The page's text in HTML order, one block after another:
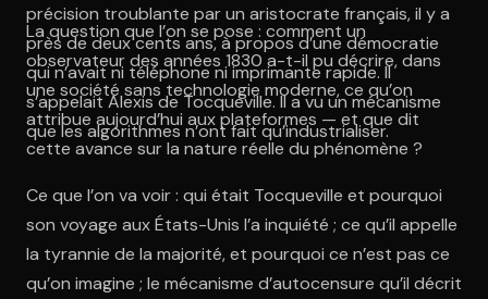
précision troublante par un aristocrate français, il y a
près de deux cents ans, à propos d’une démocratie
qui n’avait ni téléphone ni imprimante rapide. Il
s’appelait Alexis de Tocqueville. Il a vu un mécanisme
que les algorithmes n’ont fait qu’industrialiser.
La question que l’on se pose : comment un
observateur des années 1830 a-t-il pu décrire, dans
une société sans technologie moderne, ce qu’on
attribue aujourd’hui aux plateformes — et que dit
cette avance sur la nature réelle du phénomène ?
Ce que l’on va voir : qui était Tocqueville et pourquoi
son voyage aux États-Unis l’a inquiété ; ce qu’il appelle
la tyrannie de la majorité, et pourquoi ce n’est pas ce
qu’on imagine ; le mécanisme d’autocensure qu’il décrit